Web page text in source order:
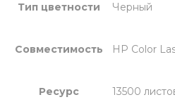
Тип цветности Черный
Совместимость HP Color
Ресурс
13500